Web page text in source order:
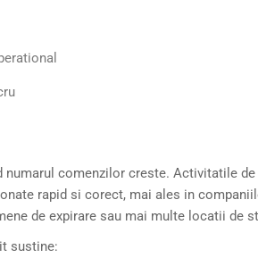
comenzilor creste. Activitatile
rapid si corect, mai ales in
de expirare sau mai multe locatii de
sustine: